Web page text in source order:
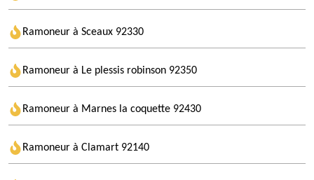
Ramoneur à Sceaux 92330
Ramoneur à Le plessis robinson 92350
Ramoneur à Marnes la coquette 92430
Ramoneur à Clamart 92140